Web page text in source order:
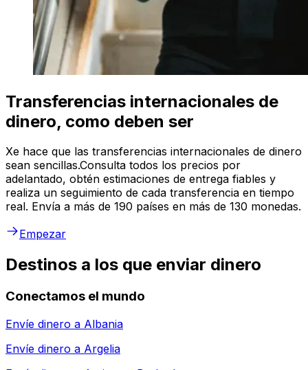
Transferencias internacionales de
dinero, como deben ser
Xe hace que las transferencias internacionales de dinero
sean sencillas.Consulta todos los precios por
adelantado, obtén estimaciones de entrega fiables y
realiza un seguimiento de cada transferencia en tiempo
real. Envía a más de 190 países en más de 130 monedas.
Empezar
Destinos a los que enviar dinero
Conectamos el mundo
Envíe dinero a Albania
Envíe dinero a Argelia